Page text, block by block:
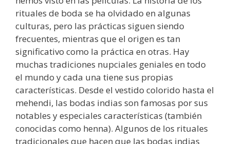
rituales de boda se ha olvidado en algunas
culturas, pero las prácticas siguen siendo
frecuentes, mientras que el origen es tan
significativo como la práctica en otras. Hay
muchas tradiciones nupciales geniales en todo
el mundo y cada una tiene sus propias
características. Desde el vestido colorido hasta el
mehendi, las bodas indias son famosas por sus
notables y especiales características (también
conocidas como henna). Algunos de los rituales
tradicionales que hacen que las bodas indias